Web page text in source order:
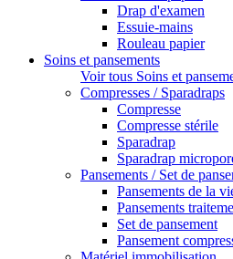
Drap d'examen
Essuie-mains
Rouleau papier
Soins et pansements
Voir tous Soins et
Compresses / Sparadraps
Compresse
Compresse stérile
Sparadrap
Sparadrap
Pansements / Set de
Pansements de la
Pansements
Set de pansement
Pansement